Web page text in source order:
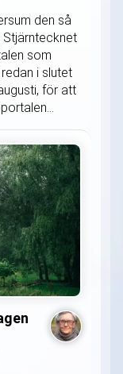
den så
Stjärntecknet
som
i slutet
för att